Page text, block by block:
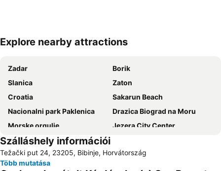
Nagy méretű térkép
Explore nearby attractions
Zadar
Borik
Slanica
Zaton
Croatia
Sakarun Beach
Nacionalni park Paklenica
Drazica Biograd na Moru
Morske orgulje
Jezera City Center
Kolovare
Stari Zadar
Forum
Avtobusni kolodvor Zadar - Liburnija
Zracna luka Zadar
Szálláshely információi
Težački put 24, 23205, Bibinje, Horvátország
Több mutatása